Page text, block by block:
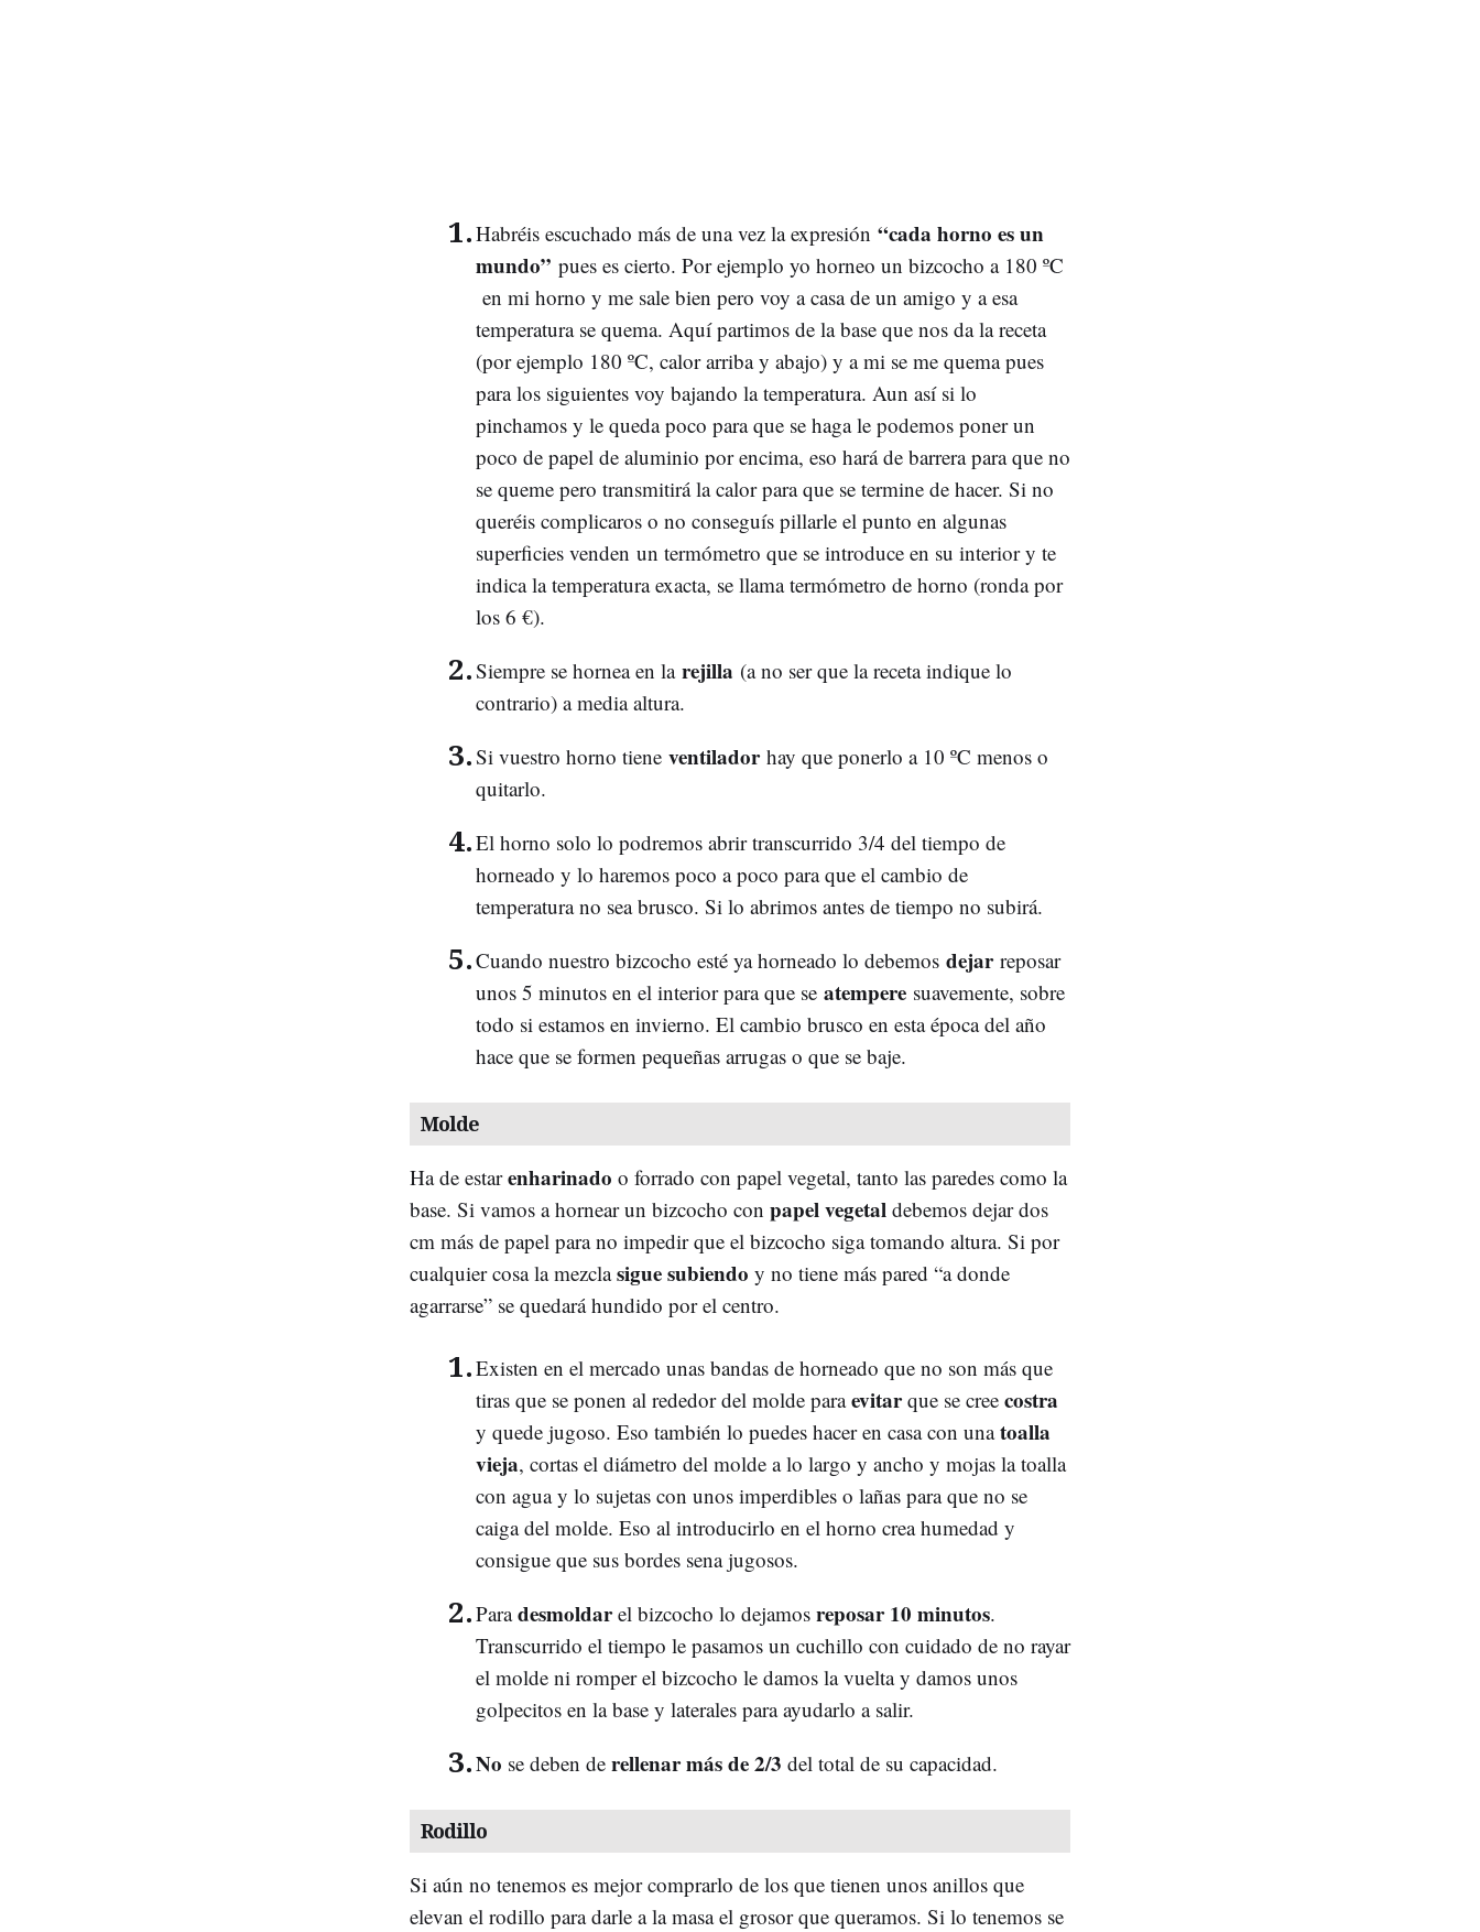
Habréis escuchado más de una vez la expresión “cada horno es un
mundo” pues es cierto. Por ejemplo yo horneo un bizcocho a 180 ºC
en mi horno y me sale bien pero voy a casa de un amigo y a esa
temperatura se quema. Aquí partimos de la base que nos da la receta
(por ejemplo 180 ºC, calor arriba y abajo) y a mi se me quema pues
para los siguientes voy bajando la temperatura. Aun así si lo
pinchamos y le queda poco para que se haga le podemos poner un
poco de papel de aluminio por encima, eso hará de barrera para que no
se queme pero transmitirá la calor para que se termine de hacer. Si no
queréis complicaros o no conseguís pillarle el punto en algunas
superficies venden un termómetro que se introduce en su interior y te
indica la temperatura exacta, se llama termómetro de horno (ronda por
los 6 €).
Siempre se hornea en la rejilla (a no ser que la receta indique lo
contrario) a media altura.
Si vuestro horno tiene ventiladorhay que ponerlo a 10 ºC menos o
quitarlo.
El horno solo lo podremos abrir transcurrido 3/4 del tiempo de
horneado y lo haremos poco a poco para que el cambio de
temperatura no sea brusco. Si lo abrimos antes de tiempo no subirá.
Cuando nuestro bizcocho esté ya horneado lo debemos dejarreposar
unos 5 minutos en el interior para que se atempere suavemente, sobre
todo si estamos en invierno. El cambio brusco en esta época del año
hace que se formen pequeñas arrugas o que se baje.
Molde
Ha de estarenharinado o forrado con papel vegetal, tanto las paredes como la
base. Si vamos a hornear un bizcocho con papel vegetal debemos dejar dos
cm más de papel para no impedir que el bizcocho siga tomando altura. Si por
cualquier cosa la mezclasigue subiendo y no tiene más pared “a donde
agarrarse” se quedará hundido por el centro.
Existen en el mercado unas bandas de horneado que no son más que
tiras que se ponen al rededor del molde paraevitarque se cree costra
y quede jugoso. Eso también lo puedes hacer en casa con unatoalla
vieja, cortas el diámetro del molde a lo largo y ancho y mojas la toalla
con agua y lo sujetas con unos imperdibles o lañas para que no se
caiga del molde. Eso al introducirlo en el horno crea humedad y
consigue que sus bordes sena jugosos.
Paradesmoldarel bizcocho lo dejamos reposar 10 minutos.
Transcurrido el tiempo le pasamos un cuchillo con cuidado de no rayar
el molde ni romper el bizcocho le damos la vuelta y damos unos
golpecitos en la base y laterales para ayudarlo a salir.
No se deben de rellenar más de 2/3 del total de su capacidad.
Rodillo
Si aún no tenemos es mejor comprarlo de los que tienen unos anillos que
elevan el rodillo para darle a la masa el grosor que queramos. Si lo tenemos se